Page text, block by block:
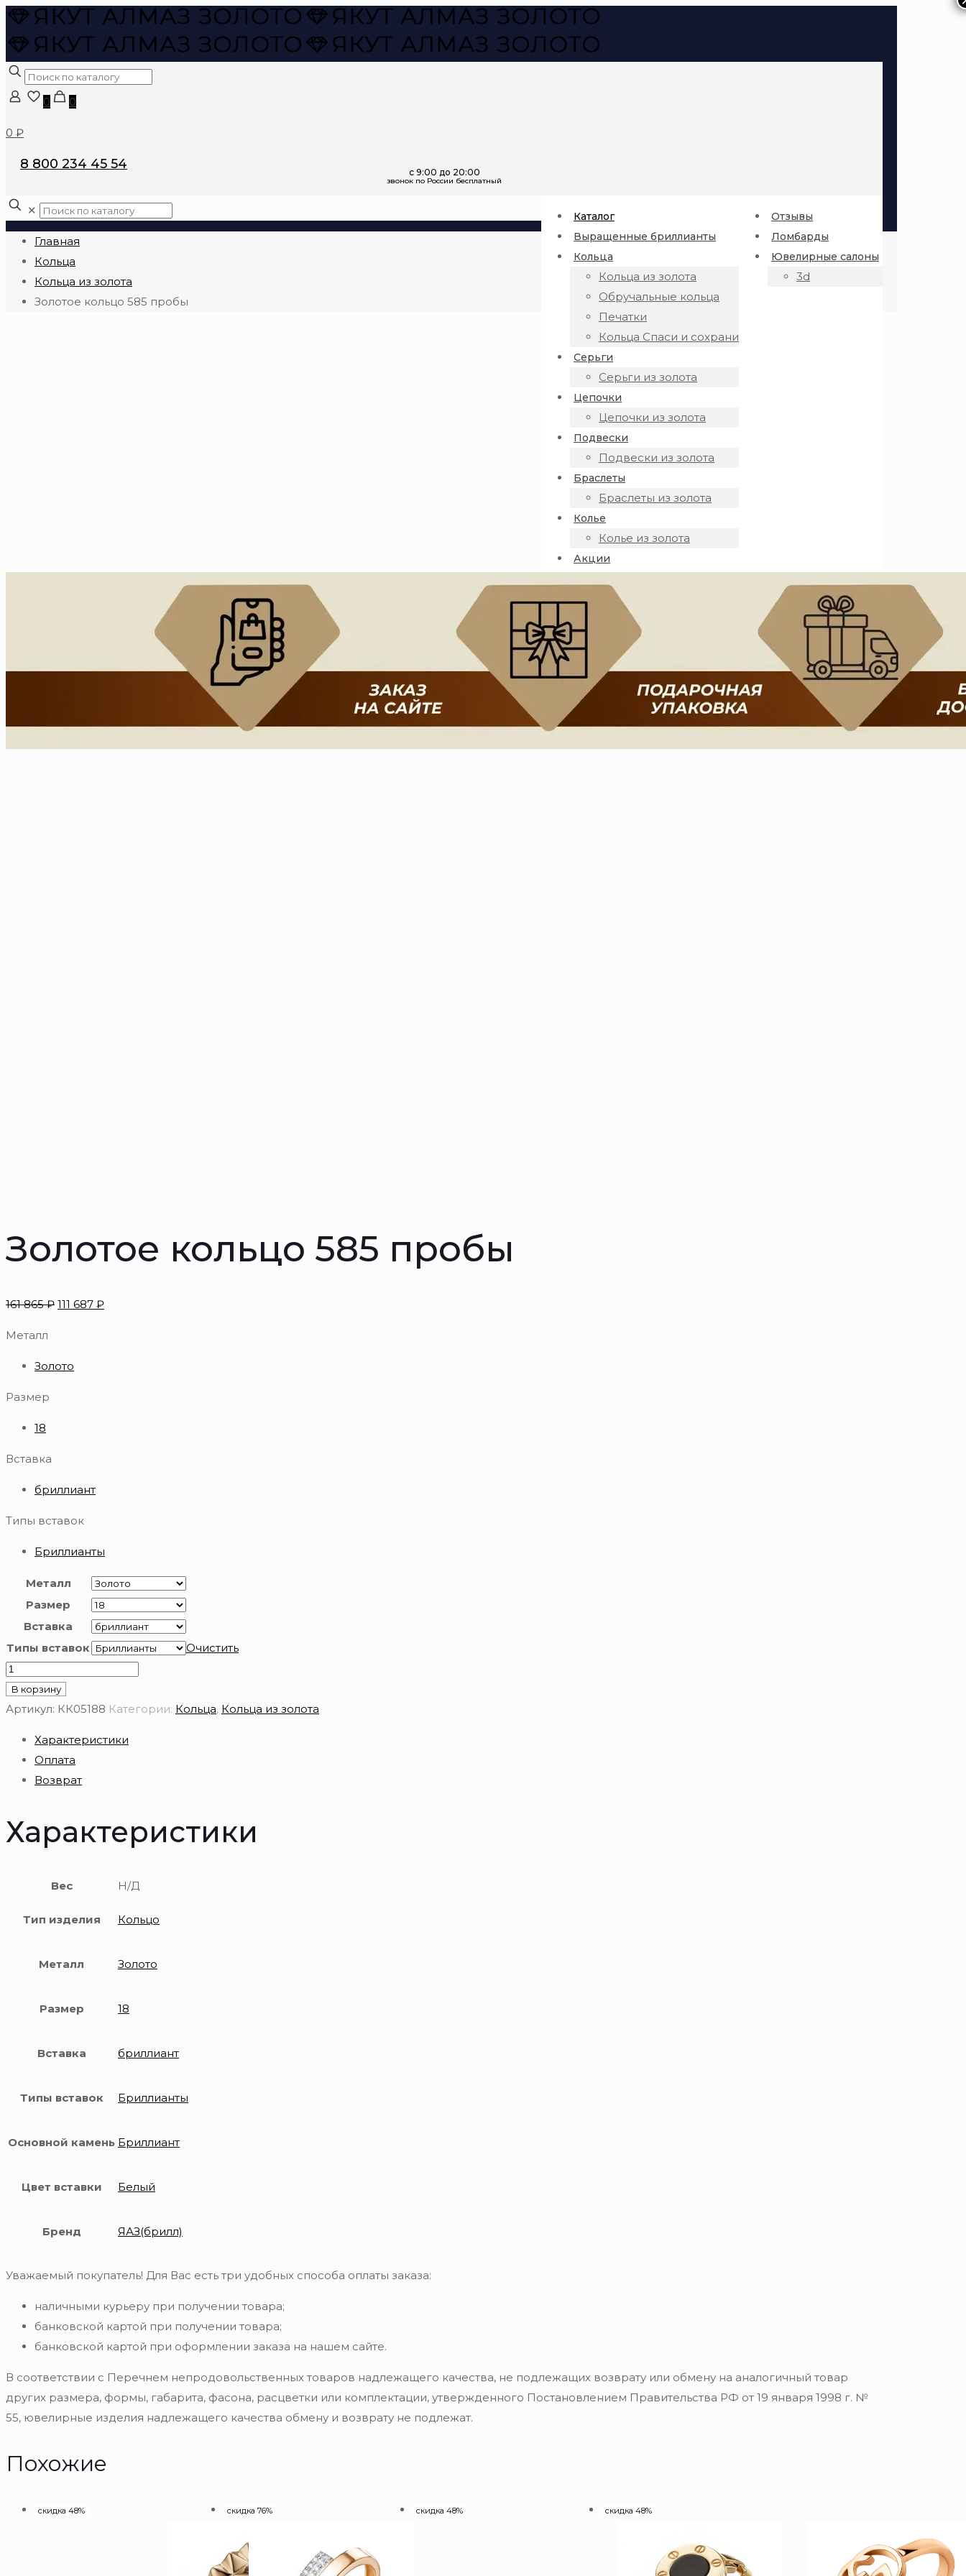
0 0
0 ₽
8 800 234 45 54
Каталог
Выращенные бриллианты
Кольца
Кольца из золота
Обручальные кольца
Печатки
Кольца Спаси и сохрани
Серьги
Серьги из золота
Цепочки
Цепочки из золота
Подвески
Подвески из золота
Браслеты
Браслеты из золота
Колье
Колье из золота
Акции
Отзывы
Ломбарды
Ювелирные салоны
3d
✕
Главная
Кольца
Кольца из золота
Золотое кольцо 585 пробы
Золотое кольцо 585 пробы
161 865₽ 111 687 ₽
Металл
Золото
Размер
18
Вставка
бриллиант
Типы вставок
Бриллианты
Металл
Размер
Вставка
Типы вставок
Очистить
Количество
товара
Золотое
пробы
В корзину
Артикул: КК05188 Категории: Кольца, Кольца из золота
Характеристики
Оплата
Возврат
Характеристики
Вес Н/Д
Тип изделия Кольцо
Металл Золото
Размер 18
Вставка бриллиант
Типы вставок Бриллианты
Основной камень Бриллиант
Цвет вставки Белый
Бренд ЯАЗ(брилл)
Уважаемый покупатель! Для Вас есть три удобных способа оплаты заказа:
наличными курьеру при получении товара;
банковской картой при получении товара;
банковской картой при оформлении заказа на нашем сайте.
В соответствии с Перечнем непродовольственных товаров надлежащего качества, не подлежащих возврату или обмену на аналогичный товар
других размера, формы, габарита, фасона, расцветки или комплектации, утвержденного Постановлением Правительства РФ от 19 января 1998 г. №
55, ювелирные изделия надлежащего качества обмену и возврату не подлежат.
Похожие
скидка 48% скидка 76% скидка 48% скидка 48%